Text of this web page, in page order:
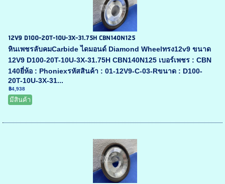
12V9 D100-20T-10U-3X-31.75H CBN140N125
หินเพชรลับคมCarbide ไดมอนด์ Diamond Wheelทรง12v9 ขนาด
12V9 D100-20T-10U-3X-31.75H CBN140N125 เบอร์เพชร : CBN
140ยี่ห้อ : Phoniexรหัสสินค้า : 01-12V9-C-03-Rขนาด : D100-
20T-10U-3X-31...
฿4,938
มีสินค้า